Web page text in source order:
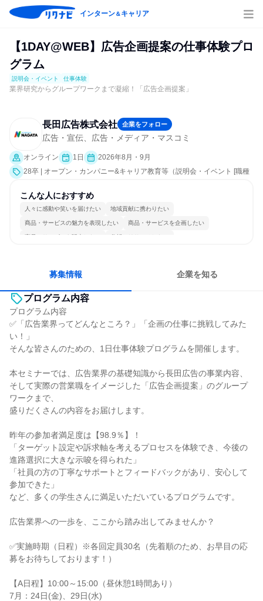
インターン＆キャリア
【1DAY@WEB】広告企画提案の仕事体験プロ
グラム
説明会・イベント 仕事体験
業界研究からグループワークまで凝縮！「広告企画提案」
長田広告株式会社 企業をフォロー
広告・宣伝、広告・メディア・マスコミ
オンライン 1日
2026年8月・9月
28卒 | オープン・カンパニー&キャリア教育等（説明会・イベント [職種
事体験）
こんな人におすすめ
人々に感動や笑いを届けたい 地域貢献に携わりたい
商品・サービスの魅力を表現したい 商品・サービスを企画したい
商品・サービスを販売したい 分析・リサーチしたい
募集情報 企業を知る
プログラム内容
プログラム内容
✅「広告業界ってどんなところ？」「企画の仕事に挑戦してみた
い！」
そんな皆さんのための、1日仕事体験プログラムを開催します。
本セミナーでは、広告業界の基礎知識から長田広告の事業内容、
そして実際の営業職をイメージした「広告企画提案」のグループ
ワークまで、
盛りだくさんの内容をお届けします。
昨年の参加者満足度は【98.9％】！
「ターゲット設定や訴求軸を考えるプロセスを体験でき、今後の
進路選択に大きな示唆を得られた」
「社員の方の丁寧なサポートとフィードバックがあり、安心して
参加できた」
など、多くの学生さんに満足いただいているプログラムです。
広告業界への一歩を、ここから踏み出してみませんか？
✅実施時期（日程）※各回定員30名（先着順のため、お早目の応
募をお待ちしております！）
【A日程】10:00～15:00（昼休憩1時間あり）
7月：24日(金)、29日(水)